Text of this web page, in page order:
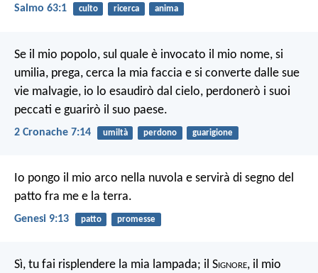
Salmo 63:1 culto ricerca anima
Se il mio popolo, sul quale è invocato il mio nome, si
umilia, prega, cerca la mia faccia e si converte dalle sue
vie malvagie, io lo esaudirò dal cielo, perdonerò i suoi
peccati e guarirò il suo paese.
2 Cronache 7:14 umiltà perdono guarigione
Io pongo il mio arco nella nuvola e servirà di segno del
patto fra me e la terra.
Genesi 9:13 patto promesse
Sì, tu fai risplendere la mia lampada; il Signore, il mio